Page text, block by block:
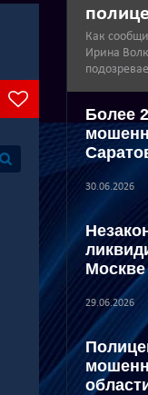
Как
Ирина
Более
30.06.2026
Москве
29.06.2026